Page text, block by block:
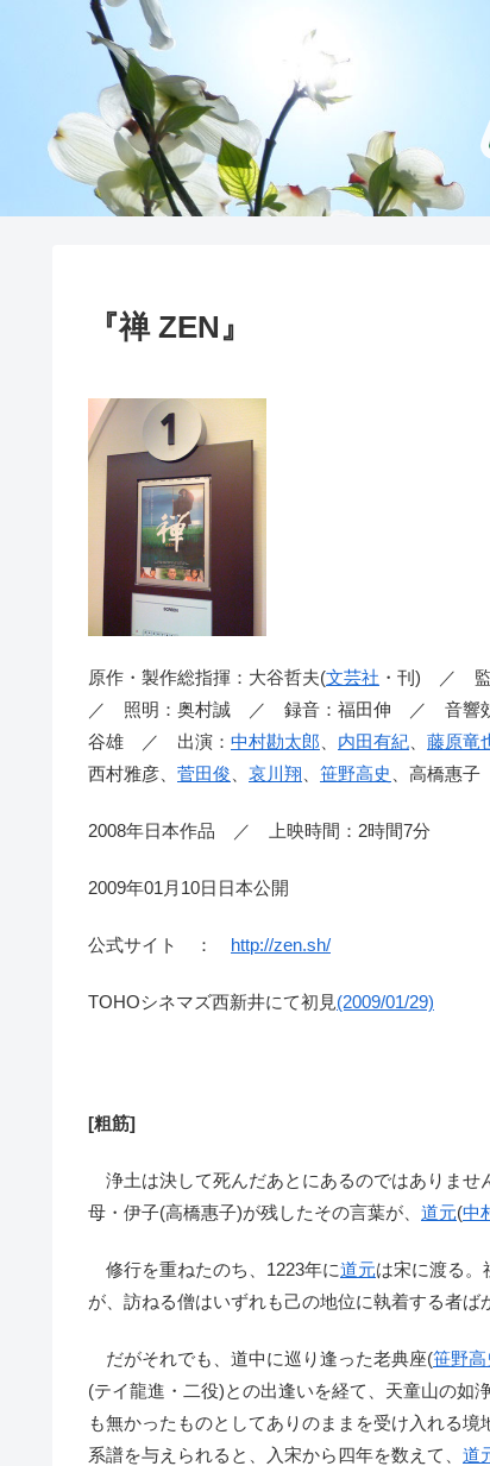
『禅 ZEN』
原作・製作総指揮：大谷哲夫(文芸社 ・刊) ／ 監
／ 照明：奥村誠 ／ 録音：福田伸 ／ 音響
谷雄 ／ 出演： 中村勘太郎 内田有紀 藤原竜
西村雅彦、 菅田俊 哀川翔 笹野高史 、高橋惠
2008年日本作品 ／ 上映時間：2時間7分
2009年01月10日日本公開
公式サイト ： http://zen.sh/
TOHOシネマズ西新井にて初見(2009/01/29)
[粗筋]
浄土は決して死んだあとにあるのではありま
母・伊子(高橋惠子)が残したその言葉が、 道元(中
修行を重ねたのち、1223年に道元は宋に渡る。
が、訪ねる僧はいずれも己の地位に執着する者ば
だがそれでも、道中に巡り逢った老典座(笹野高
(テイ龍進・二役)との出逢いを経て、天童山の
も無かったものとしてありのままを受け入れる
系譜を与えられると、入宋から四年を数えて、 道